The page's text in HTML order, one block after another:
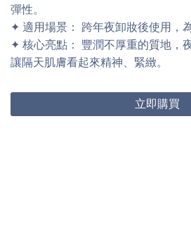
彈性。
✦ 適用場景： 跨年夜卸妝後使用，
✦ 核心亮點： 豐潤不厚重的質地，
讓隔天肌膚看起來精神、緊緻。
立即購買